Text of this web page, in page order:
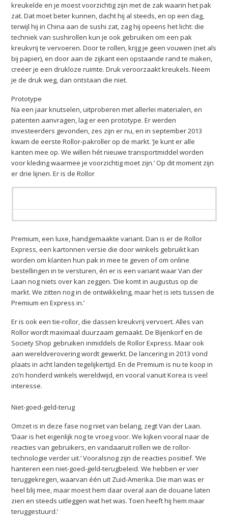
kreukelde en je moest voorzichtig zijn met de zak waarin het pak
zat. Dat moet beter kunnen, dacht hij al steeds, en op een dag,
terwijl hij in China aan de sushi zat, zag hij opeens het licht: die
techniek van sushirollen kun je ook gebruiken om een pak
kreukvrij te vervoeren. Door te rollen, krijg je geen vouwen (net als
bij papier), en door aan de zijkant een opstaande rand te maken,
creëer je een drukloze ruimte. Druk veroorzaakt kreukels. Neem
je de druk weg, dan ontstaan die niet.
Prototype
Na een jaar knutselen, uitproberen met allerlei materialen, en
patenten aanvragen, lag er een prototype. Er werden
investeerders gevonden, zes zijn er nu, en in september 2013
kwam de eerste Rollor-pakroller op de markt. ‘Je kunt er alle
kanten mee op. We willen hét nieuwe transportmiddel worden
voor kleding waarmee je voorzichtig moet zijn.’ Op dit moment zijn
er drie lijnen. Er is de Rollor
Premium, een luxe, handgemaakte variant. Dan is er de Rollor
Express, een kartonnen versie die door winkels gebruikt kan
worden om klanten hun pak in mee te geven of om online
bestellingen in te versturen, én er is een variant waar Van der
Laan nog niets over kan zeggen. ‘Die komt in augustus op de
markt. We zitten nog in de ontwikkeling, maar het is iets tussen de
Premium en Express in.’
Er is ook een tie-rollor, die dassen kreukvrij vervoert. Alles van
Rollor wordt maximaal duurzaam gemaakt. De Bijenkorf en de
Society Shop gebruiken inmiddels de Rollor Express. Maar ook
aan wereldverovering wordt gewerkt. De lancering in 2013 vond
plaats in acht landen tegelijkertijd. En de Premium is nu te koop in
zo’n honderd winkels wereldwijd, en vooral vanuit Korea is veel
interesse.
Niet-goed-geld-terug
Omzet is in deze fase nog niet van belang, zegt Van der Laan.
‘Daar is het eigenlijk nog te vroeg voor. We kijken vooral naar de
reacties van gebruikers, en vandaaruit rollen we de rollor-
technologie verder uit.’ Vooralsnog zijn de reacties positief. ‘We
hanteren een niet-goed-geld-terugbeleid. We hebben er vier
teruggekregen, waarvan één uit Zuid-Amerika. Die man was er
heel blij mee, maar moest hem daar overal aan de douane laten
zien en steeds uitleggen wat het was. Toen heeft hij hem maar
teruggestuurd.’